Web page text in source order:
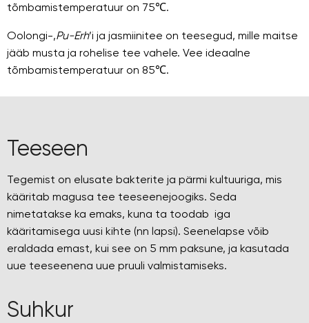
tõmbamistemperatuur on 75℃.
Oolongi-,Pu-Erh’i ja jasmiinitee on teesegud, mille maitse
jääb musta ja rohelise tee vahele. Vee ideaalne
tõmbamistemperatuur on 85℃.
Teeseen
Tegemist on elusate bakterite ja pärmi kultuuriga, mis
kääritab magusa tee teeseenejoogiks. Seda
nimetatakse ka emaks, kuna ta toodab iga
kääritamisega uusi kihte (nn lapsi). Seenelapse võib
eraldada emast, kui see on 5 mm paksune, ja kasutada
uue teeseenena uue pruuli valmistamiseks.
Suhkur